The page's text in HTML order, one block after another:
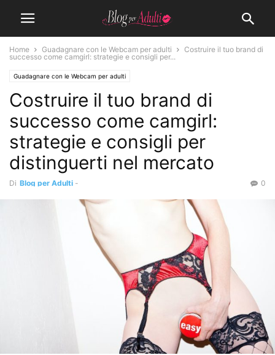
Home Guadagnare con le Webcam per adulti
Costruire il tuo brand di
successo come camgirl: strategie e consigli per...
Guadagnare con le Webcam per adulti
Costruire il tuo brand di
successo come camgirl:
strategie e consigli per
distinguerti nel mercato
Di Blog per Adulti - 0